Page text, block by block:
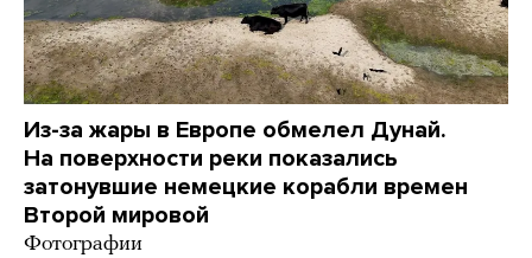
Из-за жары в Европе обмелел Дунай.
На поверхности реки показались
затонувшие немецкие корабли времен
Второй мировой
Фотографии